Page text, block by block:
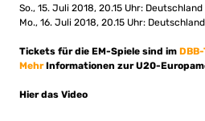
So., 15. Juli 2018, 20.15 Uhr:
Mo., 16. Juli 2018, 20.15 Uhr:
Tickets für die EM-Spiele sind im
MehrInformationen zur U20-
Hier das Video